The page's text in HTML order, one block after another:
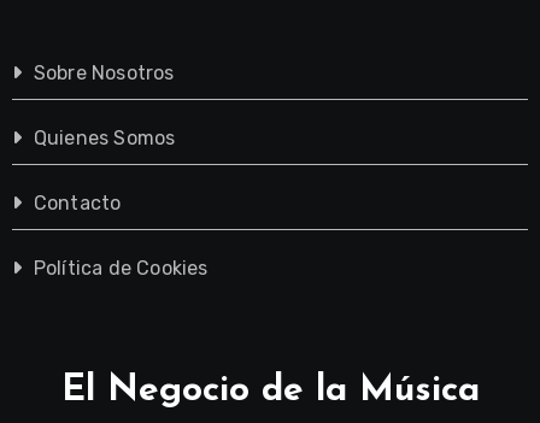
Sobre Nosotros
Quienes Somos
Contacto
Política de Cookies
El Negocio de la Música